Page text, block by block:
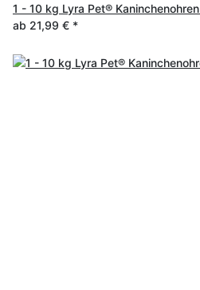
1 - 10 kg Lyra Pet® Kaninchenohren
ab 21,99 € *